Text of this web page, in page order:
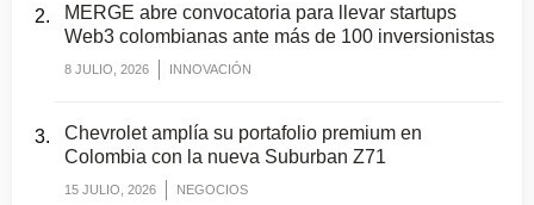
MERGE abre convocatoria para llevar startups
Web3 colombianas ante más de 100 inversionistas
8 JULIO, 2026 INNOVACIÓN
Chevrolet amplía su portafolio premium en
Colombia con la nueva Suburban Z71
15 JULIO, 2026 NEGOCIOS